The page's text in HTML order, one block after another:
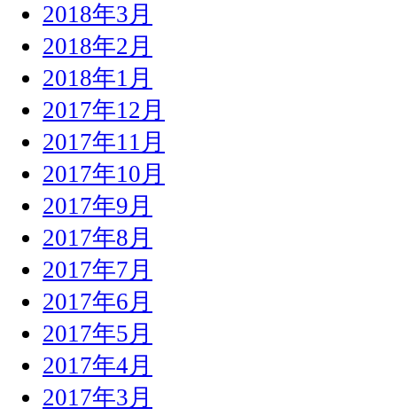
2018年3月
2018年2月
2018年1月
2017年12月
2017年11月
2017年10月
2017年9月
2017年8月
2017年7月
2017年6月
2017年5月
2017年4月
2017年3月